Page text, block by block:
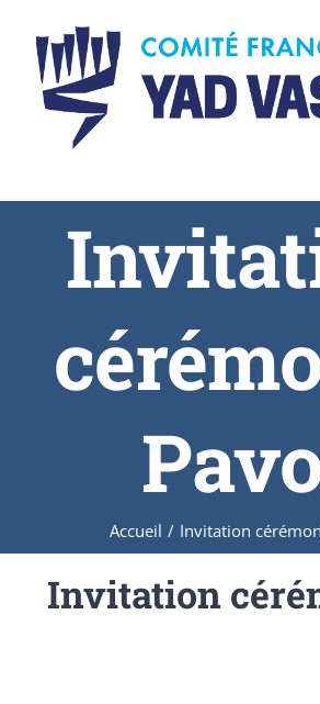
Accueil / Invitation
Invitation